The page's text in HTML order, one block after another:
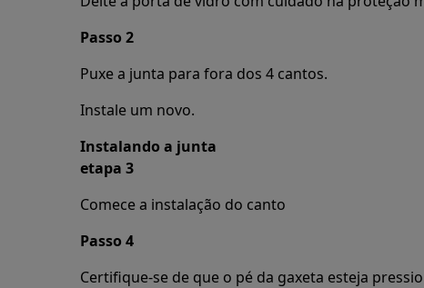
Passo 2
Puxe a junta para fora dos 4 cantos.
Instale um novo.
Instalando a junta
etapa 3
Comece a instalação do canto
Passo 4
Certifique-se de que o pé da gaxeta esteja